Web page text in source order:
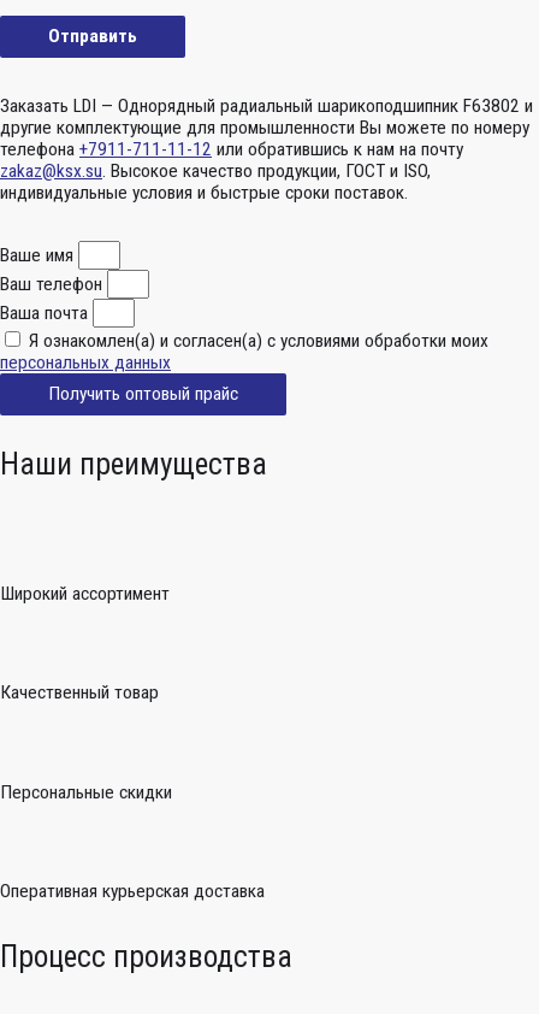
Заказать LDI — Однорядный радиальный шарикоподшипник F63802 и
другие комплектующие для промышленности Вы можете по номеру
телефона +7911-711-11-12 или обратившись к нам на почту
zakaz@ksx.su. Высокое качество продукции, ГОСТ и ISO,
индивидуальные условия и быстрые сроки поставок.
Ваше имя
Ваш телефон
Ваша почта
Я ознакомлен(а) и согласен(а) с условиями обработки моих
персональных данных
Получить оптовый прайс
Наши преимущества
Широкий ассортимент
Качественный товар
Персональные скидки
Оперативная курьерская доставка
Процесс производства